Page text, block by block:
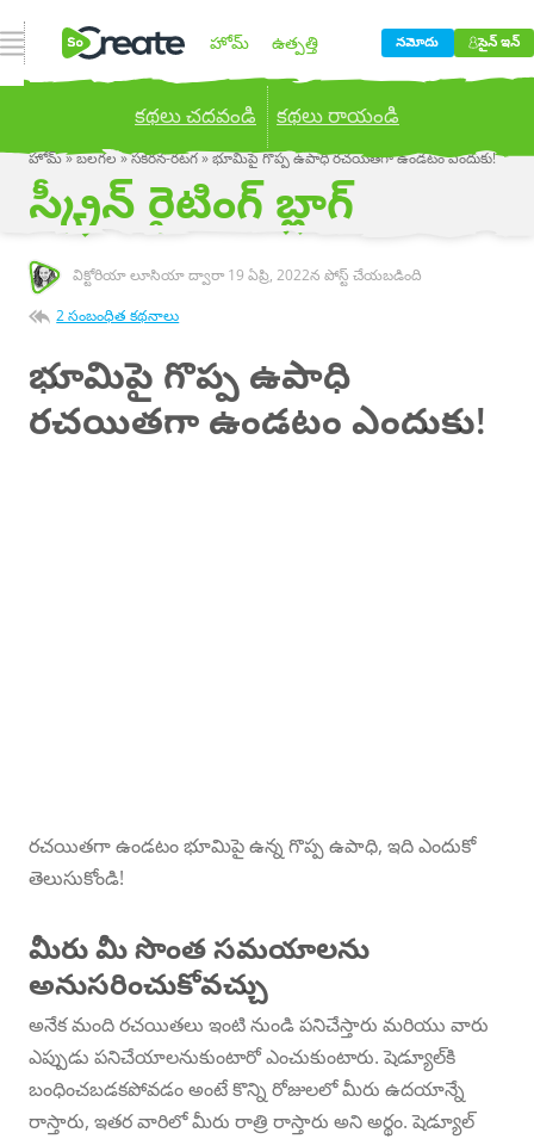
నావిగేషన్ ఓపెన్ చేయండి హోమ్ ఉత్పత్తి
ధర నిర్ణయించడం బ్లాగు
కంపెనీ
నమోదు సైన్ ఇన్
కథలు చదవండి కథలు రాయండి
Publish your stories to a global audience.
now!
హోమ్»బలగల»సకరన-రటగ»భూమిపై గొప్ప ఉపాధి రచయితగా ఉండటం ఎందుకు!
స్క్రీన్ రైటింగ్ బ్లాగ్
విక్టోరియా లూసియా ద్వారా 19 ఏప్రి, 2022న పోస్ట్ చేయబడింది
2 సంబంధిత కథనాలు
భూమిపై గొప్ప ఉపాధి
రచయితగా ఉండటం ఎందుకు!
ఉండటం
ఎందుకు!
రచయితగా ఉండటం భూమిపై ఉన్న గొప్ప ఉపాధి, ఇది ఎందుకో
తెలుసుకోండి!
మీరు మీ సొంత సమయాలను
అనుసరించుకోవచ్చు
అనేక మంది రచయితలు ఇంటి నుండి పనిచేస్తారు మరియు వారు
ఎప్పుడు పనిచేయాలనుకుంటారో ఎంచుకుంటారు. షెడ్యూల్‌కి
బంధించబడకపోవడం అంటే కొన్ని రోజులలో మీరు ఉదయాన్నే
రాస్తారు, ఇతర వారిలో మీరు రాత్రి రాస్తారు అని అర్థం. షెడ్యూల్